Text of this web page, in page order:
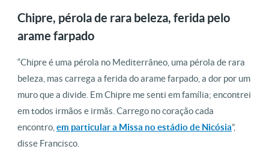
Chipre, pérola de rara beleza, ferida pelo
arame farpado
“Chipre é uma pérola no Mediterrâneo, uma pérola de rara
beleza, mas carrega a ferida do arame farpado, a dor por um
muro que a divide. Em Chipre me senti em família; encontrei
em todos irmãos e irmãs. Carrego no coração cada
encontro, em particular a Missa no estádio de Nicósia”,
disse Francisco.